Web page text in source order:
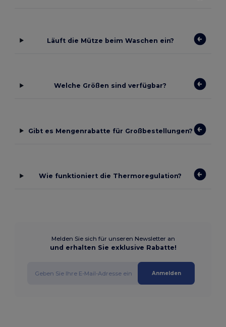
Läuft die Mütze beim Waschen ein?
Welche Größen sind verfügbar?
Gibt es Mengenrabatte für Großbestellungen?
Wie funktioniert die Thermoregulation?
Melden Sie sich für unseren Newsletter an
und erhalten Sie exklusive Rabatte!
Anmelden